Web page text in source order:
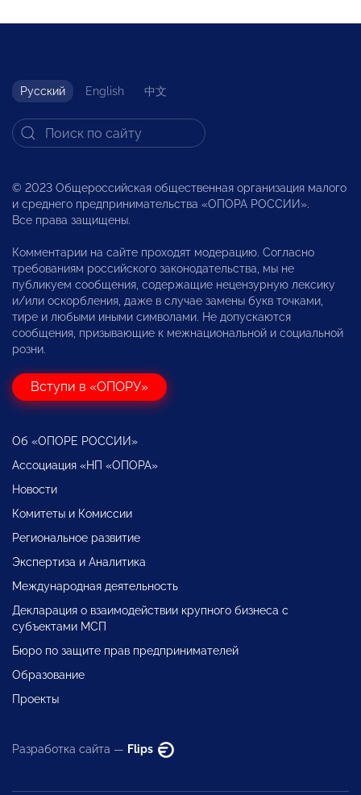
Русский English 中文
© 2023 Общероссийская общественная организация малого
и среднего предпринимательства «ОПОРА РОССИИ».
Все права защищены.
Комментарии на сайте проходят модерацию. Согласно
требованиям российского законодательства, мы не
публикуем сообщения, содержащие нецензурную лексику
и/или оскорбления, даже в случае замены букв точками,
тире и любыми иными символами. Не допускаются
сообщения, призывающие к межнациональной и социальной
розни.
Вступи в «ОПОРУ»
Об «ОПОРЕ РОССИИ»
Ассоциация «НП «ОПОРА»
Новости
Комитеты и Комиссии
Региональное развитие
Экспертиза и Аналитика
Международная деятельность
Декларация о взаимодействии крупного бизнеса с
субъектами МСП
Бюро по защите прав предпринимателей
Образование
Проекты
Разработка сайта — Flips